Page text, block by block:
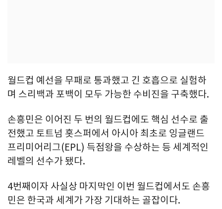
월드컵 예선을 무패로 통과했고 긴 호흡으로 실험하
며 스리백과 포백이 모두 가능한 수비진을 구축했다.
손흥민은 이어진 두 번의 월드컵에도 핵심 선수로 출
전했고 토트넘 홋스퍼에서 아시아 최초로 잉글랜드
프리미어리그(EPL) 득점왕을 수상하는 등 세계적인
레벨의 선수가 됐다.
4번째이자 사실상 마지막인 이번 월드컵에서도 손흥
민은 한국과 세계가 가장 기대하는 골잡이다.